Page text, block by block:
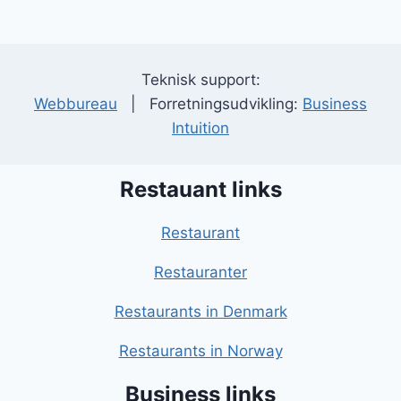
Teknisk support:
Webbureau | Forretningsudvikling: Business
Intuition
Restauant links
Restaurant
Restauranter
Restaurants in Denmark
Restaurants in Norway
Business links